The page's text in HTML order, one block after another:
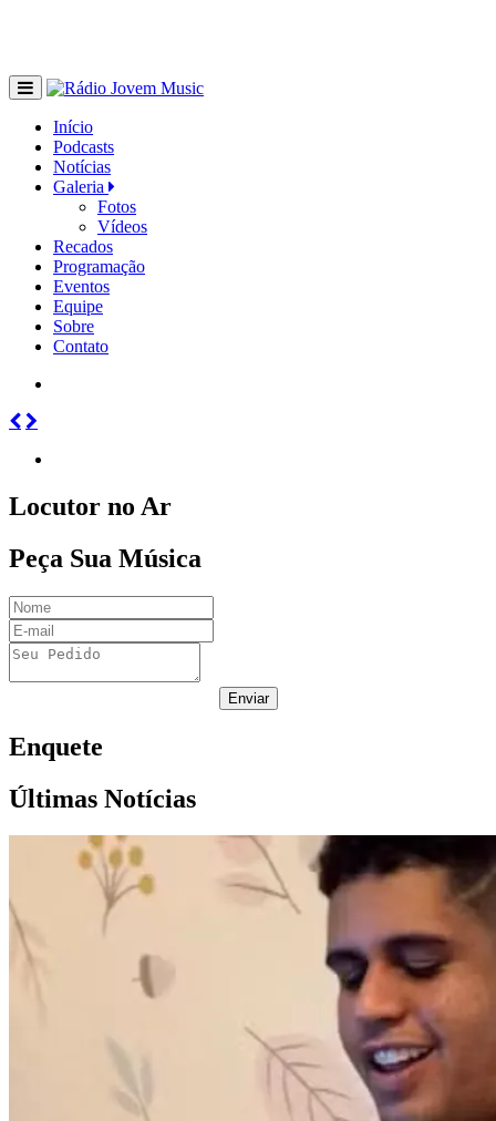
Início
Podcasts
Notícias
Galeria
Fotos
Vídeos
Recados
Programação
Eventos
Equipe
Sobre
Contato
Locutor no Ar
Peça Sua Música
Enviar
Enquete
Últimas Notícias